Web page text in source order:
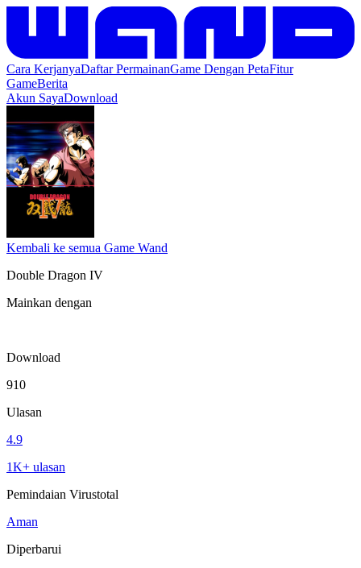
Cara KerjanyaDaftar PermainanGame Dengan PetaFitur
GameBerita
Akun SayaDownload
Kembali ke semua Game Wand
Double Dragon IV
Mainkan dengan
Download
910
Ulasan
4.9
1K+ ulasan
Pemindaian Virustotal
Aman
Diperbarui